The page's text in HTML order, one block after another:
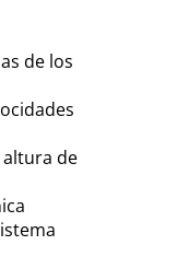
de los
altura de